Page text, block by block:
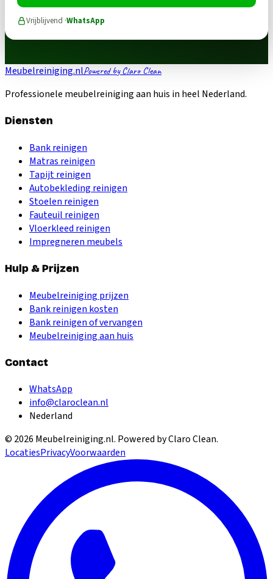
Vrijblijvend ·WhatsApp
Meubelreiniging.nlPowered by Claro Clean
Professionele meubelreiniging aan huis in heel Nederland.
Diensten
Bank reinigen
Matras reinigen
Tapijt reinigen
Autobekleding reinigen
Stoelen reinigen
Fauteuil reinigen
Vloerkleed reinigen
Impregneren meubels
Hulp & Prijzen
Meubelreiniging prijzen
Bank reinigen kosten
Bank reinigen of vervangen
Meubelreiniging aan huis
Contact
WhatsApp
info@claroclean.nl
Nederland
© 2026 Meubelreiniging.nl. Powered by Claro Clean.
LocatiesPrivacyVoorwaarden